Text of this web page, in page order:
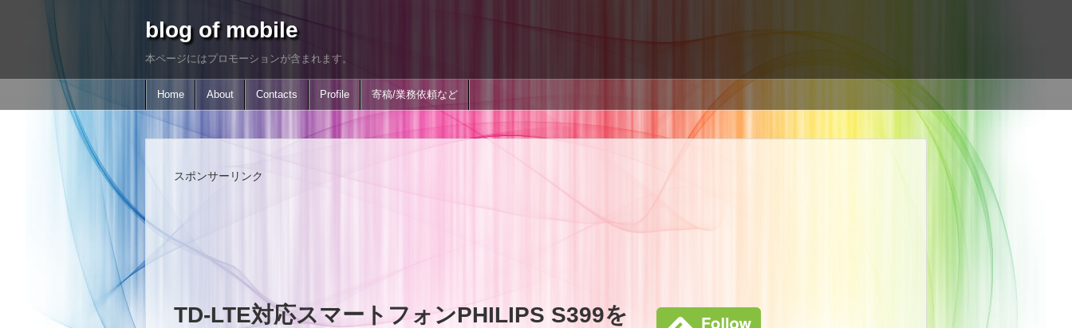
blog of mobile
本ページにはプロモーションが含まれます。
Home About Contacts Profile 寄稿/業務依頼など
スポンサーリンク
TD-LTE対応スマートフォンPHILIPS S399を